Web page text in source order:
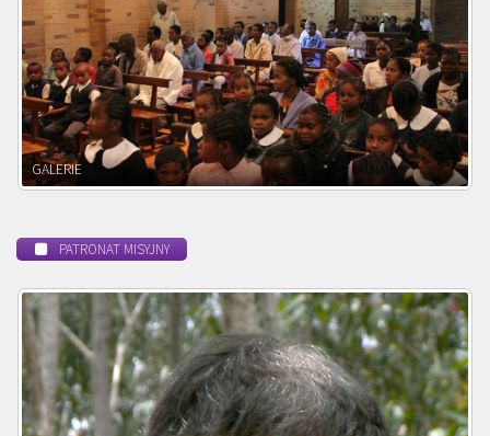
POWOŁANIE MISYJNE
PATRONAT MISYJNY